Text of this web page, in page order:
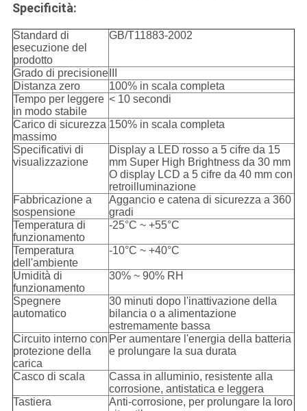
Specificità:
Standard di
esecuzione del
prodotto
GB/T11883-2002
Grado di precisione
Distanza zero
100% in scala completa
Tempo per leggere
in modo stabile
< 10 secondi
Carico di sicurezza
massimo
150% in scala completa
Specificativi di
visualizzazione
Display a LED rosso a 5 cifre da 15
mm Super High Brightness da 30 mm
O display LCD a 5 cifre da 40 mm con
retroilluminazione
Fabbricazione a
sospensione
Aggancio e catena di sicurezza a 360
gradi
Temperatura di
funzionamento
-25°C ~ +55°C
Temperatura
dell'ambiente
-10°C ~ +40°C
Umidità di
funzionamento
30% ~ 90% RH
Spegnere
automatico
30 minuti dopo l'inattivazione della
bilancia o a alimentazione
estremamente bassa
Circuito interno con
protezione della
carica
Per aumentare l'energia della batteria
e prolungare la sua durata
Casco di scala
Cassa in alluminio, resistente alla
corrosione, antistatica e leggera
Tastiera
Anti-corrosione, per prolungare la loro